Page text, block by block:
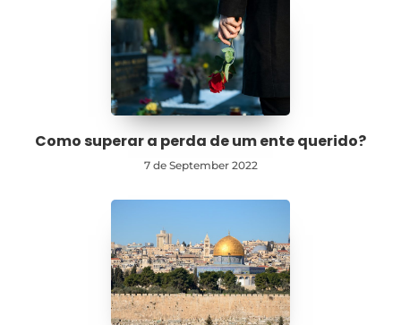
Como superar a perda de um ente querido?
7 de September 2022